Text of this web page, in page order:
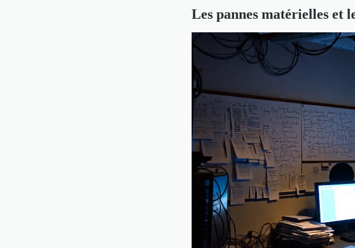
Les pannes matérielles et